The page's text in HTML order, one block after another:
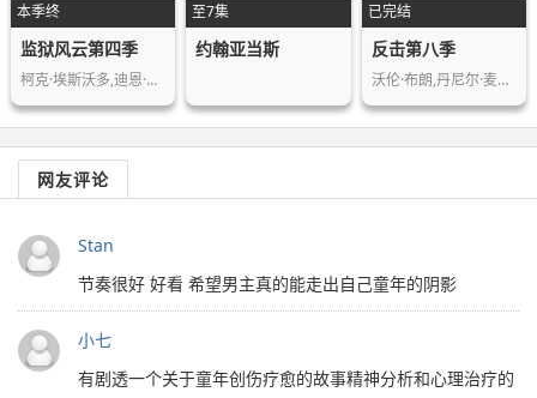
本季终
监狱风云第四季
柯克·埃斯沃多,迪恩·文特斯,阿德沃尔…
至7集
约翰亚当斯
已完结
反击第八季
沃伦·布朗,丹尼尔·麦克弗森,阿林·苏…
网友评论
Stan
节奏很好 好看 希望男主真的能走出自己童年的阴影
小七
有剧透一个关于童年创伤疗愈的故事精神分析和心理治疗的